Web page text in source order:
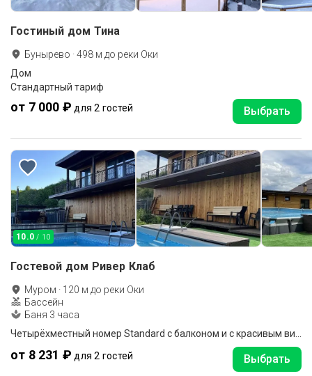
Гостиный дом Тина
Бунырево ·498 м до реки Оки
Дом
Стандартный тариф
от 7 000 ₽ для 2 гостей Выбрать
10.0 / 10
Гостевой дом Ривер Клаб
Муром · 120 м до реки Оки
Бассейн
Баня 3 часа
от 8 231 ₽ для 2 гостей Выбрать